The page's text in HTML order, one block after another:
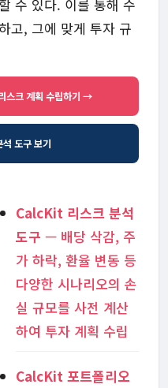
수 있다. 이를 통해 수
고, 그에 맞게 투자 규
스크 계획 수립하기 →
도구 보기
CalcKit 리스크 분석
도구 — 배당 삭감, 주
가 하락, 환율 변동 등
다양한 시나리오의 손
실 규모를 사전 계산
하여 투자 계획 수립
CalcKit 포트폴리오